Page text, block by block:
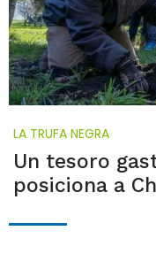
LA TRUFA NEGRA
Un tesoro
posiciona a